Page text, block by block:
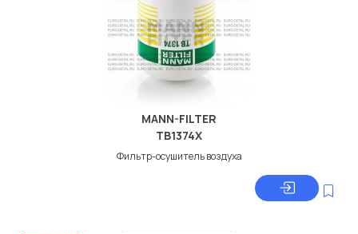
MANN-FILTER
TB1374X
Фильтр-осушитель воздуха